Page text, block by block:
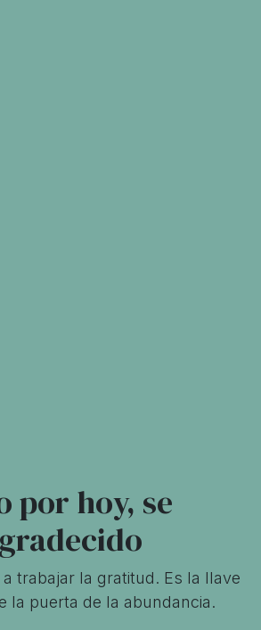
por hoy, se
a trabajar la gratitud. Es la llave
la puerta de la abundancia.